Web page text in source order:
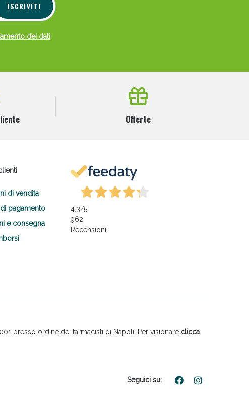
ISCRIVITI
dei dati
Offerte
di vendita
pagamento
e consegna
4,3/5
962
Recensioni
presso ordine dei farmacisti di Napoli. Per visionare clicca
Seguici su: